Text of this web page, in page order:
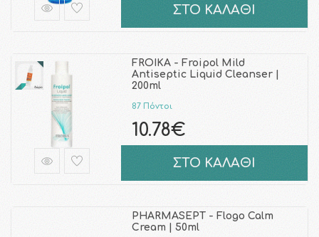
ΣΤΟ ΚΑΛΑΘΙ
FROIKA - Froipol Mild
Antiseptic Liquid Cleanser |
200ml
87 Πόντοι
10.78€
ΣΤΟ ΚΑΛΑΘΙ
PHARMASEPT - Flogo Calm
Cream | 50ml